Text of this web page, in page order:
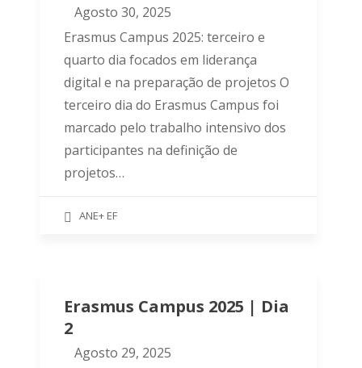
Agosto 30, 2025
Erasmus Campus 2025: terceiro e
quarto dia focados em liderança
digital e na preparação de projetos O
terceiro dia do Erasmus Campus foi
marcado pelo trabalho intensivo dos
participantes na definição de
projetos…
ANE+ EF
Erasmus Campus 2025 | Dia
2
Agosto 29, 2025